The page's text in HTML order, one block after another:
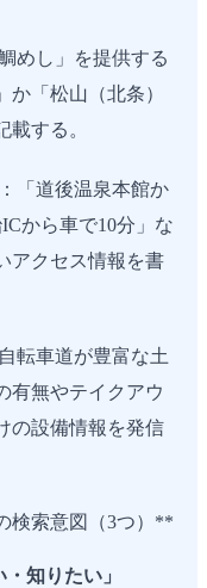
めし」を提供する
「松山（北条）
する。
「道後温泉本館か
から車で10分」な
アクセス情報を書
自転車道が豊富な土
有無やテイクアウ
の設備情報を発信
検索意図（3つ）**
知りたい」